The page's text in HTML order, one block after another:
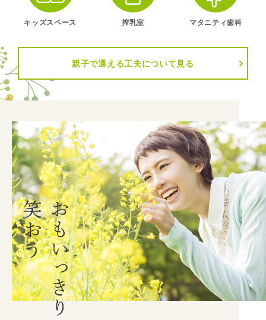
キッズスペース 搾乳室 マタニティ歯科
親子で通える工夫について見る